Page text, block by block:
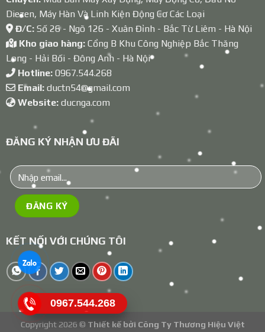
Diezen, Máy Hàn Và Linh Kiện Động Cơ Các Loại
Đ/C: Số 26 - Ngõ 126 - Xuân Đỉnh - Bắc Từ Liêm - Hà Nội
Kho giao hàng: Cổng B Khu Công Nghiệp Bắc Thăng
Long - Hải Bối - Đông Anh - Hà Nội
Hotline: 0967.544.268
Email: ductn54@gmail.com
Website: ducnga.com
ĐĂNG KÝ NHẬN ƯU ĐÃI
KẾT NỐI VỚI CHÚNG TÔI
Copyright 2026 © Thiết kế bởi Công Ty Thương Hiệu Việt
0967.544.268